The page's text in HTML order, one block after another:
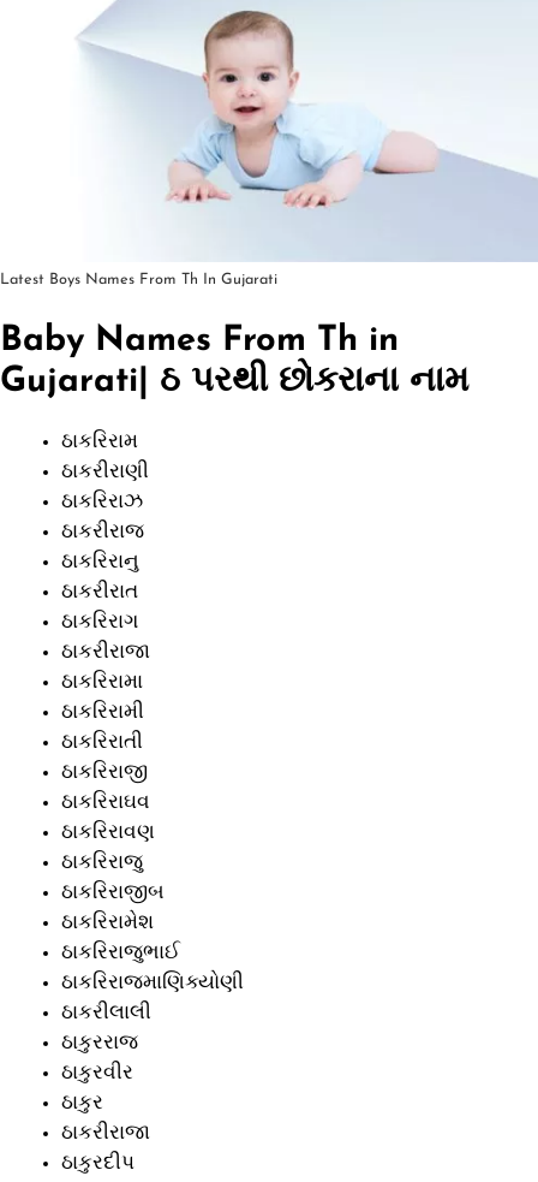
Latest Boys Names From Th In Gujarati
Baby Names From Th in
Gujarati| ઠ પરથી છોકરાના નામ
ઠાકરિરામ
ઠાકરીરાણી
ઠાકરિરાઝ
ઠાકરીરાજ
ઠાકરિરાનુ
ઠાકરીરાત
ઠાકરિરાગ
ઠાકરીરાજા
ઠાકરિરામા
ઠાકરિરામી
ઠાકરિરાતી
ઠાકરિરાજી
ઠાકરિરાઘવ
ઠાકરિરાવણ
ઠાકરિરાજુ
ઠાકરિરાજીબ
ઠાકરિરામેશ
ઠાકરિરાજુભાઈ
ઠાકરિરાજમાણિક્યોણી
ઠાકરીલાલી
ઠાકુરરાજ
ઠાકુરવીર
ઠાકુર
ઠાકરીરાજા
ઠાકુરદીપ